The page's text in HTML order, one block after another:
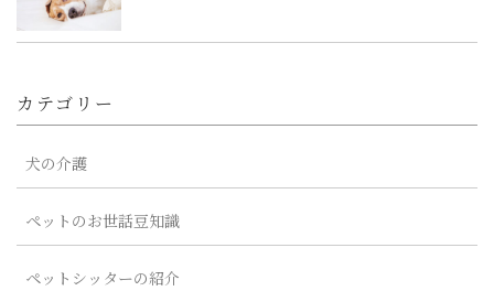
カテゴリー
犬の介護
ペットのお世話豆知識
ペットシッターの紹介